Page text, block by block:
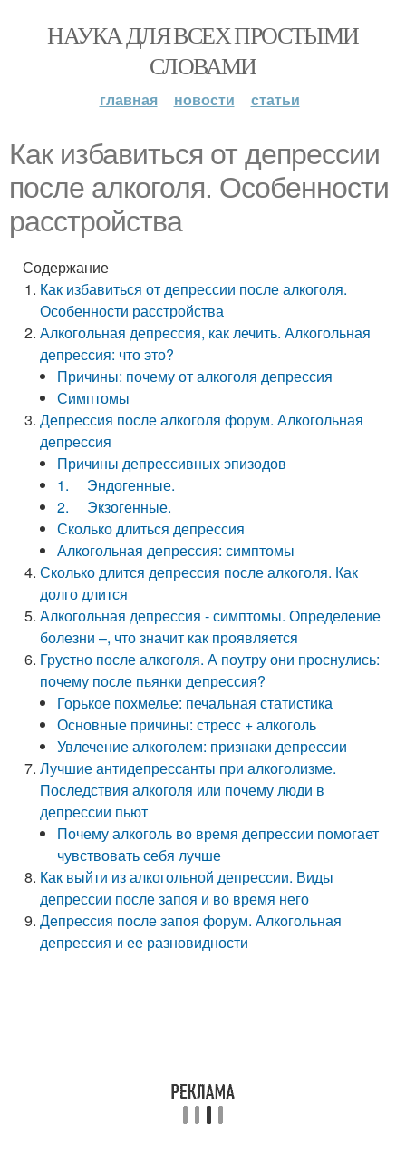
НАУКА ДЛЯ ВСЕХ ПРОСТЫМИ
СЛОВАМИ
главная новости статьи
Как избавиться от депрессии
после алкоголя. Особенности
расстройства
Содержание
Как избавиться от депрессии после алкоголя.
Особенности расстройства
Алкогольная депрессия, как лечить. Алкогольная
депрессия: что это?
Причины: почему от алкоголя депрессия
Симптомы
Депрессия после алкоголя форум. Алкогольная
депрессия
Причины депрессивных эпизодов
1. Эндогенные.
2. Экзогенные.
Сколько длиться депрессия
Алкогольная депрессия: симптомы
Сколько длится депрессия после алкоголя. Как
долго длится
Алкогольная депрессия - симптомы. Определение
болезни –, что значит как проявляется
Грустно после алкоголя. А поутру они проснулись:
почему после пьянки депрессия?
Горькое похмелье: печальная статистика
Основные причины: стресс + алкоголь
Увлечение алкоголем: признаки депрессии
Лучшие антидепрессанты при алкоголизме.
Последствия алкоголя или почему люди в
депрессии пьют
Почему алкоголь во время депрессии помогает
чувствовать себя лучше
Как выйти из алкогольной депрессии. Виды
депрессии после запоя и во время него
Депрессия после запоя форум. Алкогольная
депрессия и ее разновидности